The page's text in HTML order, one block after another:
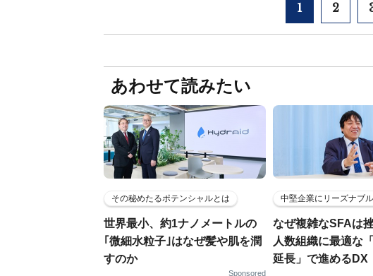
1 2
あわせて読みたい
その秘めたるポテンシャルとは
世界最小、約1ナノメートルの
｢微細水粒子｣はなぜ髪や肌を潤
すのか
Sponsored
中堅企業にリーズナブ
なぜ複雑なSFAは
人数組織に最適な
延長」で進めるDX